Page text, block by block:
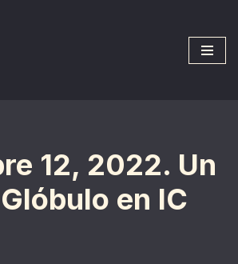
12, 2022. Un
en IC